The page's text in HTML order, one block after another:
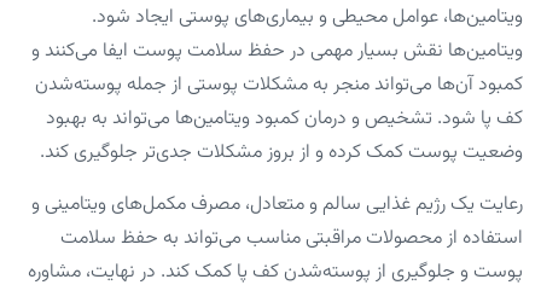
ویتامین‌ها، عوامل محیطی و بیماری‌های پوستی ایجاد شود.
ویتامین‌ها نقش بسیار مهمی در حفظ سلامت پوست ایفا می‌کنند و
کمبود آن‌ها می‌تواند منجر به مشکلات پوستی از جمله پوسته‌شدن
کف پا شود. تشخیص و درمان کمبود ویتامین‌ها می‌تواند به بهبود
وضعیت پوست کمک کرده و از بروز مشکلات جدی‌تر جلوگیری کند.
رعایت یک رژیم غذایی سالم و متعادل، مصرف مکمل‌های ویتامینی و
استفاده از محصولات مراقبتی مناسب می‌تواند به حفظ سلامت
پوست و جلوگیری از پوسته‌شدن کف پا کمک کند. در نهایت، مشاوره